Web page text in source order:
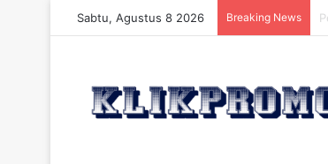
Sabtu, Agustus 8 2026 Breaking News